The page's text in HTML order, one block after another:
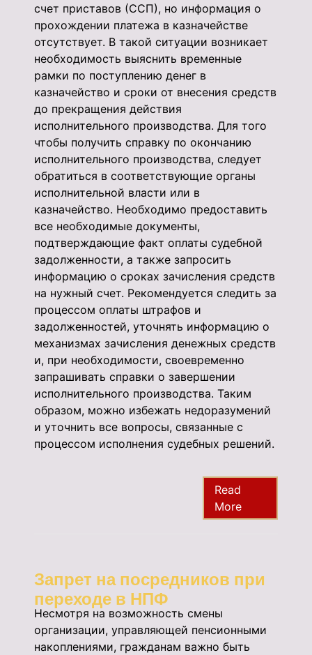
счет приставов (ССП), но информация о
прохождении платежа в казначействе
отсутствует. В такой ситуации возникает
необходимость выяснить временные
рамки по поступлению денег в
казначейство и сроки от внесения средств
до прекращения действия
исполнительного производства. Для того
чтобы получить справку по окончанию
исполнительного производства, следует
обратиться в соответствующие органы
исполнительной власти или в
казначейство. Необходимо предоставить
все необходимые документы,
подтверждающие факт оплаты судебной
задолженности, а также запросить
информацию о сроках зачисления средств
на нужный счет. Рекомендуется следить за
процессом оплаты штрафов и
задолженностей, уточнять информацию о
механизмах зачисления денежных средств
и, при необходимости, своевременно
запрашивать справки о завершении
исполнительного производства. Таким
образом, можно избежать недоразумений
и уточнить все вопросы, связанные с
процессом исполнения судебных решений.
Read
More
Запрет на посредников при
переходе в НПФ
Несмотря на возможность смены
организации, управляющей пенсионными
накоплениями, гражданам важно быть